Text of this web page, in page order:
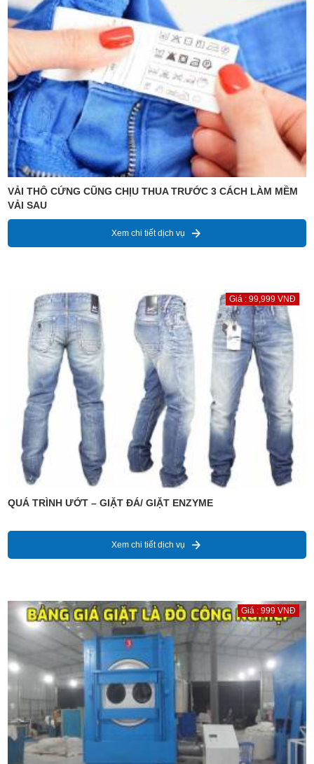
VẢI THÔ CỨNG CŨNG CHỊU THUA TRƯỚC 3 CÁCH LÀM MỀM
VẢI SAU
Xem chi tiết dịch vụ
Giá : 99,999 VNĐ
QUÁ TRÌNH ƯỚT – GIẶT ĐÁ/ GIẶT ENZYME
Xem chi tiết dịch vụ
Giá : 999 VNĐ